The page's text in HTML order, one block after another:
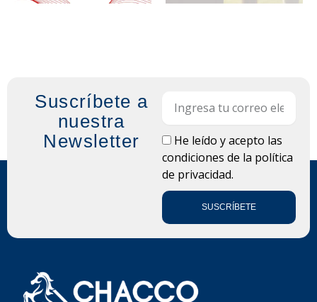
Suscríbete a
nuestra
Newsletter
LOPDHe leído y acepto las
condiciones de la política
de privacidad.
SUSCRÍBETE